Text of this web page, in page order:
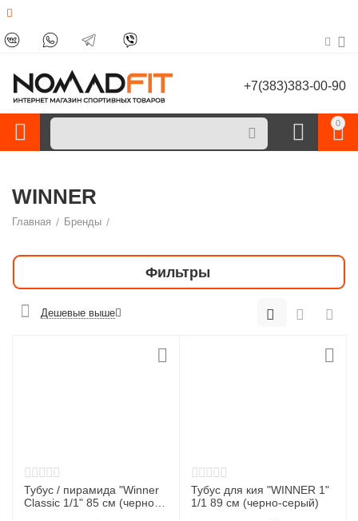
+7(383)383-00-90
0
WINNER
Главная / Бренды /
Фильтры
Дешевые выше
Тубус / пирамида "Winner
Classic 1/1" 85 см (черно-
Тубус для кия "WINNER 1"
1/1 89 см (черно-серый)